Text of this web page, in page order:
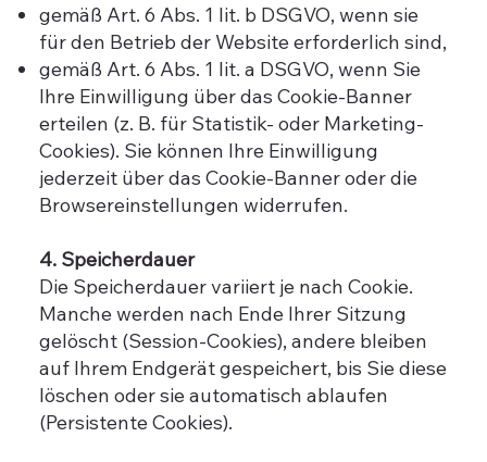
gemäß Art. 6 Abs. 1 lit. b DSGVO, wenn sie
für den Betrieb der Website erforderlich sind,
gemäß Art. 6 Abs. 1 lit. a DSGVO, wenn Sie
Ihre Einwilligung über das Cookie-Banner
erteilen (z. B. für Statistik- oder Marketing-
Cookies). Sie können Ihre Einwilligung
jederzeit über das Cookie-Banner oder die
Browsereinstellungen widerrufen.
4. Speicherdauer
Die Speicherdauer variiert je nach Cookie.
Manche werden nach Ende Ihrer Sitzung
gelöscht (Session-Cookies), andere bleiben
auf Ihrem Endgerät gespeichert, bis Sie diese
löschen oder sie automatisch ablaufen
(Persistente Cookies).